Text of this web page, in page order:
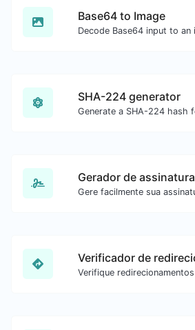
Base64 to Image
SHA-224 generator
Gerador de assinatura